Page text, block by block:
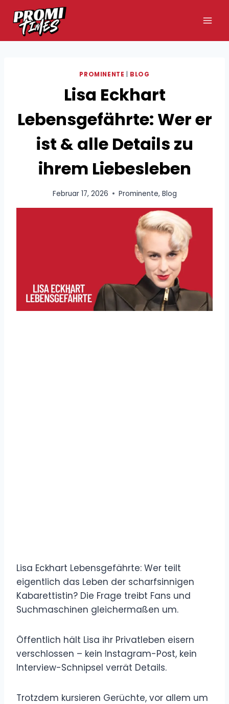
Inhalt
springen
PROMINENTE BLOG
Lisa Eckhart
Lebensgefährte: Wer er
ist & alle Details zu
ihrem Liebesleben
Februar 17, 2026 Prominente, Blog
Lisa Eckhart Lebensgefährte: Wer teilt
eigentlich das Leben der scharfsinnigen
Kabarettistin? Die Frage treibt Fans und
Suchmaschinen gleichermaßen um.
Öffentlich hält Lisa ihr Privatleben eisern
verschlossen – kein Instagram-Post, kein
Interview-Schnipsel verrät Details.
Trotzdem kursieren Gerüchte, vor allem um